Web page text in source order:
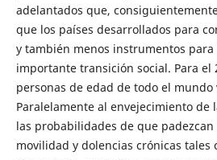
adelantados que,
que los países desarrollados para
y también menos instrumentos
importante transición social. Para el
personas de edad de todo el mundo
Paralelamente al envejecimiento de
las probabilidades de que
movilidad y dolencias crónicas tales